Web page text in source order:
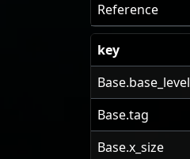
Reference
key
Base.base_level
Base.tag
Base.x_size